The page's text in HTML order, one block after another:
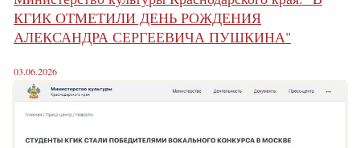
КГИК ОТМЕТИЛИ ДЕНЬ РОЖДЕНИЯ
АЛЕКСАНДРА СЕРГЕЕВИЧА ПУШКИНА"
03.06.2026